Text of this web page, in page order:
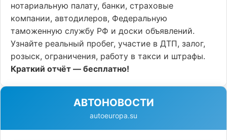
нотариальную палату, банки, страховые
компании, автодилеров, Федеральную
таможенную службу РФ и доски объявлений.
Узнайте реальный пробег, участие в ДТП, залог,
розыск, ограничения, работу в такси и штрафы.
Краткий отчёт — бесплатно!
АВТОНОВОСТИ
autoeuropa.su